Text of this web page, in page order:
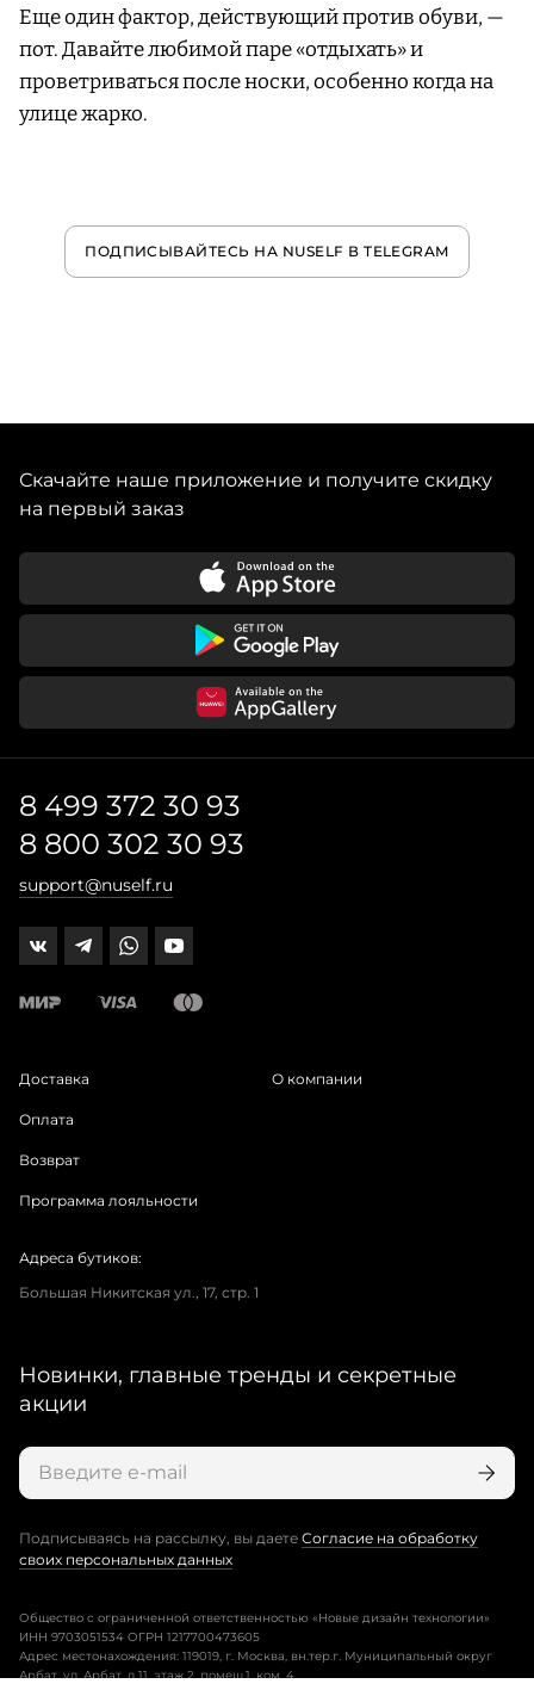
Еще один фактор, действующий против обуви, —
пот. Давайте любимой паре «отдыхать» и
проветриваться после носки, особенно когда на
улице жарко.
ПОДПИСЫВАЙТЕСЬ НА NUSELF В TELEGRAM
Скачайте наше приложение и получите скидку
на первый заказ
8 499 372 30 93
8 800 302 30 93
support@nuself.ru
Доставка
Оплата
Возврат
Программа лояльности
О компании
Адреса бутиков:
Большая Никитская ул., 17, стр. 1
Новинки, главные тренды и секретные
акции
Подписываясь на рассылку, вы даете Согласие на обработку
своих персональных данных
Общество с ограниченной ответственностью «Новые дизайн технологии»
ИНН 9703051534 ОГРН 1217700473605
Адрес местонахождения: 119019, г. Москва, вн.тер.г. Муниципальный округ
Арбат, ул. Арбат, д.11, этаж 2, помещ.1, ком. 4.